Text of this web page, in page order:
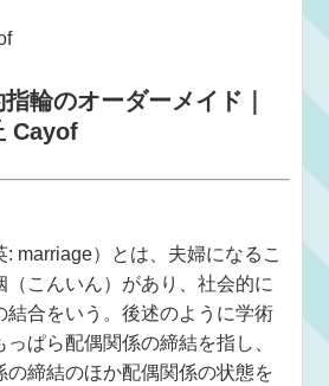
輪のオーダーメイド｜
Cayof
marriage）とは、夫婦になるこ
（こんいん）があり、社会的に
結合をいう。後述のように学術
ぱら配偶関係の締結を指し、
の締結のほか配偶関係の状態を